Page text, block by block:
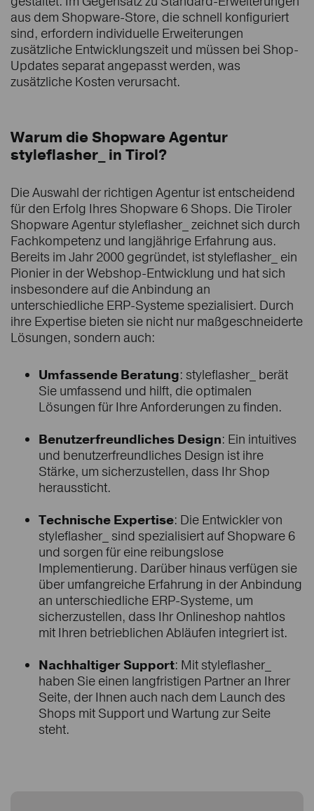
aus dem Shopware-Store, die schnell konfiguriert
sind, erfordern individuelle Erweiterungen
zusätzliche Entwicklungszeit und müssen bei Shop-
Updates separat angepasst werden, was
zusätzliche Kosten verursacht.
Warum die Shopware Agentur
styleflasher_ in Tirol?
Die Auswahl der richtigen Agentur ist entscheidend
für den Erfolg Ihres Shopware 6 Shops. Die Tiroler
Shopware Agentur styleflasher_ zeichnet sich durch
Fachkompetenz und langjährige Erfahrung aus.
Bereits im Jahr 2000 gegründet, ist styleflasher_ ein
Pionier in der Webshop-Entwicklung und hat sich
insbesondere auf die Anbindung an
unterschiedliche ERP-Systeme spezialisiert. Durch
ihre Expertise bieten sie nicht nur maßgeschneiderte
Lösungen, sondern auch:
Umfassende Beratung: styleflasher_ berät
Sie umfassend und hilft, die optimalen
Lösungen für Ihre Anforderungen zu finden.
Benutzerfreundliches Design: Ein intuitives
und benutzerfreundliches Design ist ihre
Stärke, um sicherzustellen, dass Ihr Shop
heraussticht.
Technische Expertise: Die Entwickler von
styleflasher_ sind spezialisiert auf Shopware 6
und sorgen für eine reibungslose
Implementierung. Darüber hinaus verfügen sie
über umfangreiche Erfahrung in der Anbindung
an unterschiedliche ERP-Systeme, um
sicherzustellen, dass Ihr Onlineshop nahtlos
mit Ihren betrieblichen Abläufen integriert ist.
Nachhaltiger Support: Mit styleflasher_
haben Sie einen langfristigen Partner an Ihrer
Seite, der Ihnen auch nach dem Launch des
Shops mit Support und Wartung zur Seite
steht.